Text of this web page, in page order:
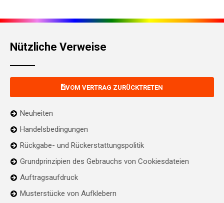
Nützliche Verweise
VOM VERTRAG ZURÜCKTRETEN
Neuheiten
Handelsbedingungen
Rückgabe- und Rückerstattungspolitik
Grundprinzipien des Gebrauchs von Cookiesdateien
Auftragsaufdruck
Musterstücke von Aufklebern